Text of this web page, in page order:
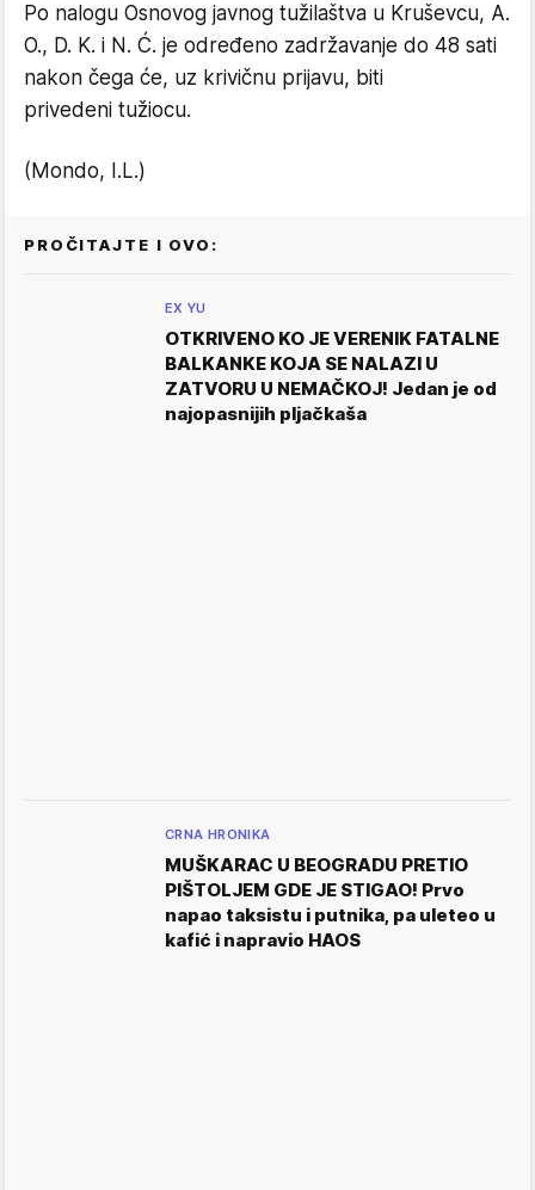
Po nalogu Osnovog javnog tužilaštva u Kruševcu, A.
O., D. K. i N. Ć. je određeno zadržavanje do 48 sati
nakon čega će, uz krivičnu prijavu, biti
privedeni tužiocu.
(Mondo, I.L.)
PROČITAJTE I OVO:
EX YU
OTKRIVENO KO JE VERENIK FATALNE
BALKANKE KOJA SE NALAZI U
ZATVORU U NEMAČKOJ! Jedan je od
najopasnijih pljačkaša
CRNA HRONIKA
MUŠKARAC U BEOGRADU PRETIO
PIŠTOLJEM GDE JE STIGAO! Prvo
napao taksistu i putnika, pa uleteo u
kafić i napravio HAOS